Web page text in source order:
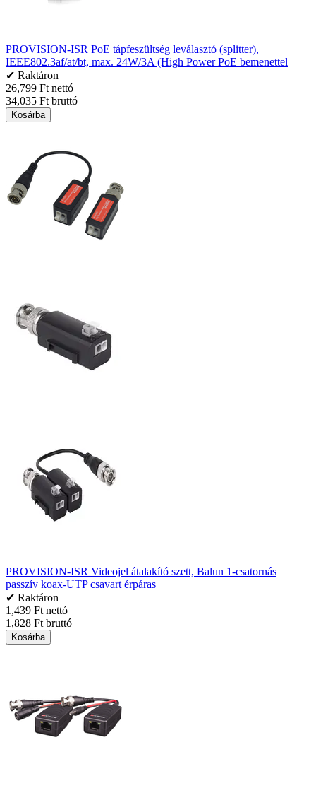
PROVISION-ISR PoE tápfeszültség leválasztó (splitter),
IEEE802.3af/at/bt, max. 24W/3A (High Power PoE bemenettel
✔ Raktáron
26,799 Ft nettó
34,035 Ft bruttó
Kosárba
PROVISION-ISR Videojel átalakító szett, Balun 1-csatornás
passzív koax-UTP csavart érpáras
✔ Raktáron
1,439 Ft nettó
1,828 Ft bruttó
Kosárba